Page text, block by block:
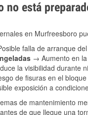
no está
en Murfreesboro
falla de arranque
→ Aumento en
la visibilidad durante
de fisuras en el
exposición a
de mantenimiento
de que llegue una